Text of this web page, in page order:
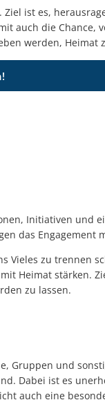
ist es,
auch die Chance,
werden,
Initiativen
das Engagement
Vieles zu trennen
Heimat stärken.
zu lassen.
Gruppen und
Dabei ist es
auch eine